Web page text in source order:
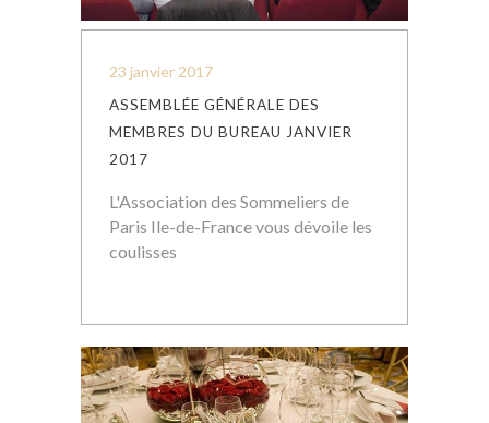
23 janvier 2017
ASSEMBLÉE GÉNÉRALE DES
MEMBRES DU BUREAU JANVIER
2017
L'Association des Sommeliers de
Paris Ile-de-France vous dévoile les
coulisses